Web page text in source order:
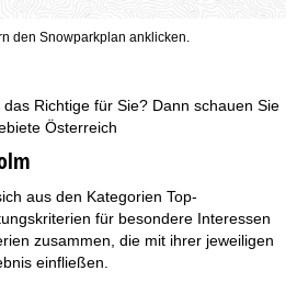
den Snowparkplan anklicken.
Richtige für Sie? Dann schauen Sie
Österreich
aus den Kategorien Top-
für besondere Interessen
zusammen, die mit ihrer jeweiligen
einfließen.